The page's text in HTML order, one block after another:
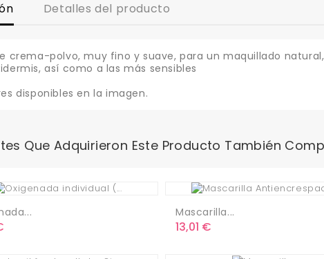
Detalles del producto
crema-polvo, muy fino y suave, para un maquillado
así como a las más sensibles
disponibles en la imagen.
Que Adquirieron Este Producto También
Mascarilla...
Precio
13,01 €